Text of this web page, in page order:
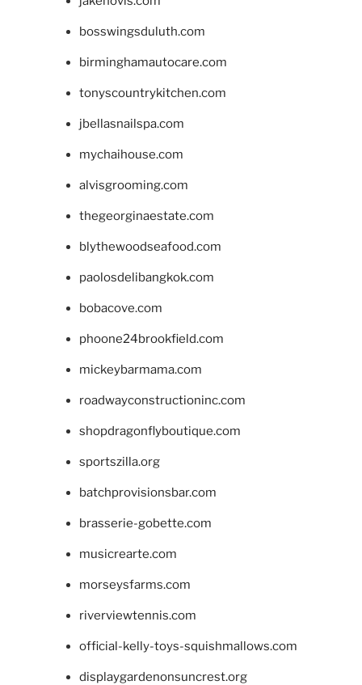
bosswingsduluth.com
birminghamautocare.com
tonyscountrykitchen.com
jbellasnailspa.com
mychaihouse.com
alvisgrooming.com
thegeorginaestate.com
blythewoodseafood.com
paolosdelibangkok.com
bobacove.com
phoone24brookfield.com
mickeybarmama.com
roadwayconstructioninc.com
shopdragonflyboutique.com
sportszilla.org
batchprovisionsbar.com
brasserie-gobette.com
musicrearte.com
morseysfarms.com
riverviewtennis.com
official-kelly-toys-squishmallows.com
displaygardenonsuncrest.org